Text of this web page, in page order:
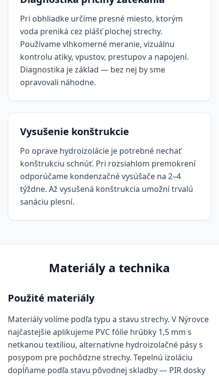
Pri obhliadke určíme presné miesto, ktorým
voda preniká cez plášť plochej strechy.
Používame vlhkomerné meranie, vizuálnu
kontrolu atiky, vpustov, prestupov a napojení.
Diagnostika je základ — bez nej by sme
opravovali náhodne.
Vysušenie konštrukcie
Po oprave hydroizolácie je potrebné nechať
konštrukciu schnúť. Pri rozsiahlom premokrení
odporúčame kondenzačné vysúšače na 2–4
týždne. Až vysušená konštrukcia umožní trvalú
sanáciu plesní.
Materiály a technika
Použité materiály
Materiály volíme podľa typu a stavu strechy. V Nýrovce
najčastejšie aplikujeme PVC fólie hrúbky 1,5 mm s
netkanou textíliou, alternatívne hydroizolačné pásy s
posypom pre pochôdzne strechy. Tepelnú izoláciu
dopĺňame podľa stavu pôvodnej skladby — PIR dosky